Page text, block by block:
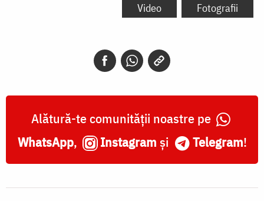
Novgorod
Video Fotografii
Alătură-te comunității noastre pe
WhatsApp, Instagram și Telegram!